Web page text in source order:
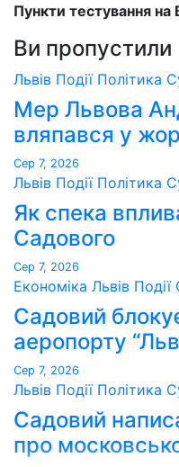
Пункти тестування на
Ви пропустили
Львів Події Політика
Мер Львова
вляпався у
Сер 7, 2026
Львів Події Політика
Як спека
Садового
Сер 7, 2026
Економіка Львів Події
Садовий
аеропорту
Сер 7, 2026
Львів Події Політика
Садовий
про